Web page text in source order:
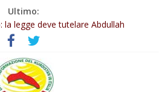
Ultimo:deve essere trasformata in
la legge deve tutelare Abdullah
Şengal è di nuovo sotto minaccia
di Rêber Apo ostacolerebbe